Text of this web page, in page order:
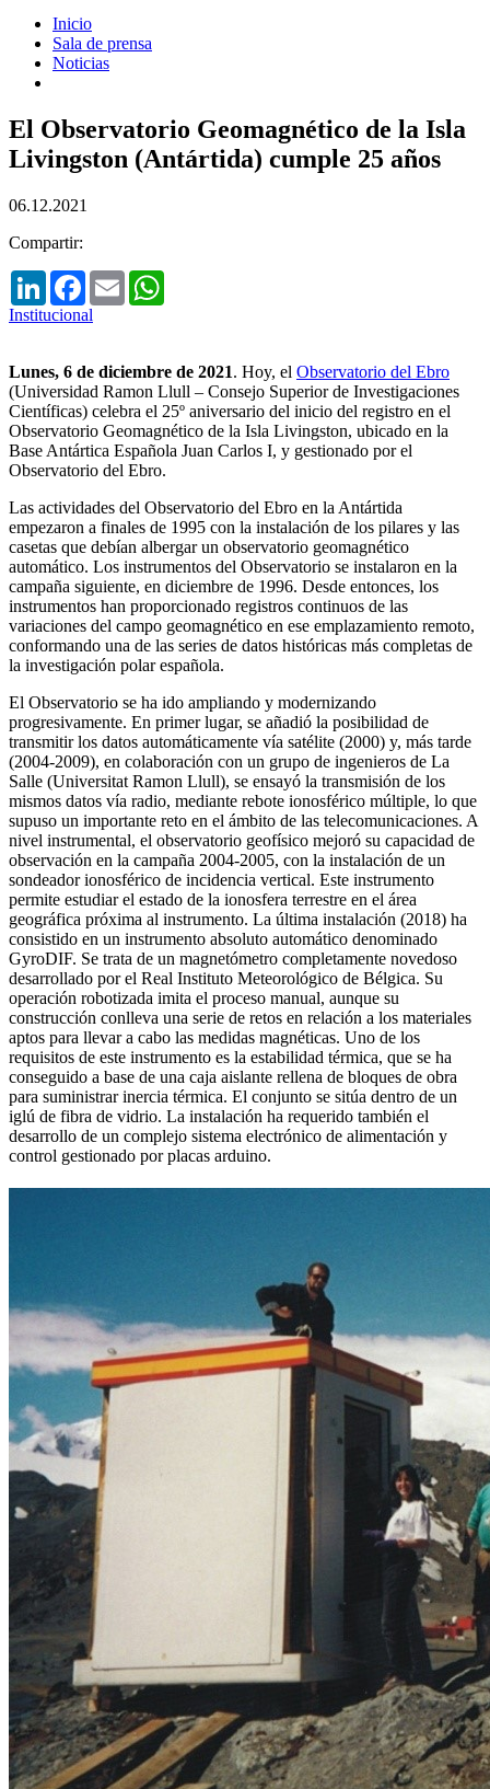
Inicio
Sala de prensa
Noticias
El Observatorio Geomagnético de la Isla
Livingston (Antártida) cumple 25 años
06.12.2021
Compartir:
LinkedInFacebook
Email
Institucional
Lunes, 6 de diciembre de 2021. Hoy, el Observatorio del Ebro
(Universidad Ramon Llull – Consejo Superior de Investigaciones
Científicas) celebra el 25º aniversario del inicio del registro en el
Observatorio Geomagnético de la Isla Livingston, ubicado en la
Base Antártica Española Juan Carlos I, y gestionado por el
Observatorio del Ebro.
Las actividades del Observatorio del Ebro en la Antártida
empezaron a finales de 1995 con la instalación de los pilares y las
casetas que debían albergar un observatorio geomagnético
automático. Los instrumentos del Observatorio se instalaron en la
campaña siguiente, en diciembre de 1996. Desde entonces, los
instrumentos han proporcionado registros continuos de las
variaciones del campo geomagnético en ese emplazamiento remoto,
conformando una de las series de datos históricas más completas de
la investigación polar española.
El Observatorio se ha ido ampliando y modernizando
progresivamente. En primer lugar, se añadió la posibilidad de
transmitir los datos automáticamente vía satélite (2000) y, más tarde
(2004-2009), en colaboración con un grupo de ingenieros de La
Salle (Universitat Ramon Llull), se ensayó la transmisión de los
mismos datos vía radio, mediante rebote ionosférico múltiple, lo que
supuso un importante reto en el ámbito de las telecomunicaciones. A
nivel instrumental, el observatorio geofísico mejoró su capacidad de
observación en la campaña 2004-2005, con la instalación de un
sondeador ionosférico de incidencia vertical. Este instrumento
permite estudiar el estado de la ionosfera terrestre en el área
geográfica próxima al instrumento. La última instalación (2018) ha
consistido en un instrumento absoluto automático denominado
GyroDIF. Se trata de un magnetómetro completamente novedoso
desarrollado por el Real Instituto Meteorológico de Bélgica. Su
operación robotizada imita el proceso manual, aunque su
construcción conlleva una serie de retos en relación a los materiales
aptos para llevar a cabo las medidas magnéticas. Uno de los
requisitos de este instrumento es la estabilidad térmica, que se ha
conseguido a base de una caja aislante rellena de bloques de obra
para suministrar inercia térmica. El conjunto se sitúa dentro de un
iglú de fibra de vidrio. La instalación ha requerido también el
desarrollo de un complejo sistema electrónico de alimentación y
control gestionado por placas arduino.